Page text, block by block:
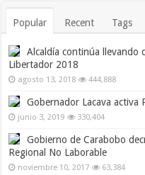
Popular Recent Tags
Alcaldía continúa llevando
Libertador 2018
agosto 13, 2018 444,888
Gobernador Lacava activa
junio 3, 2019 330,404
Gobierno de Carabobo
Regional No Laborable
noviembre 10, 2017 63,384